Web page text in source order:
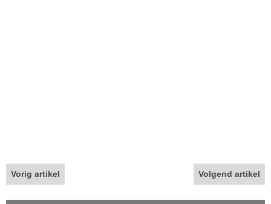
Vorig artikel Volgend artikel